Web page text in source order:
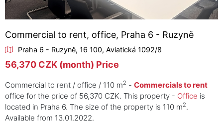
Commercial to rent, office, Praha 6 - Ruzyně
Praha 6 - Ruzyně, 16 100, Aviatická 1092/8
56,370 CZK (month) Price
Commercial to rent / office / 110 m2 - Commercials to rent
office for the price of 56,370 CZK. This property - Office is
located in Praha 6. The size of the property is 110 m2.
Available from 13.01.2022.